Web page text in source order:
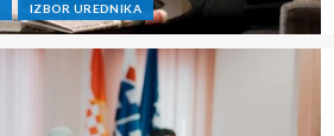
IZBOR UREDNIKA